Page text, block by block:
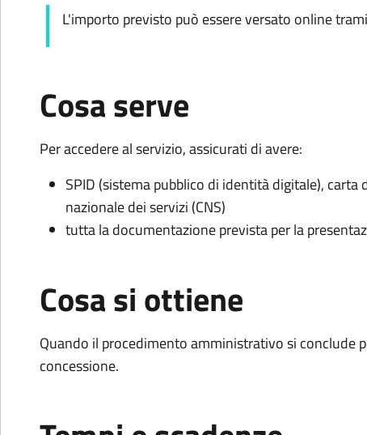
L'importo previsto può essere versato online
Cosa serve
Per accedere al servizio, assicurati di avere:
SPID (sistema pubblico di identità digitale), carta
nazionale dei servizi (CNS)
tutta la documentazione prevista per la
Cosa si ottiene
Quando il procedimento amministrativo si conclude
concessione.